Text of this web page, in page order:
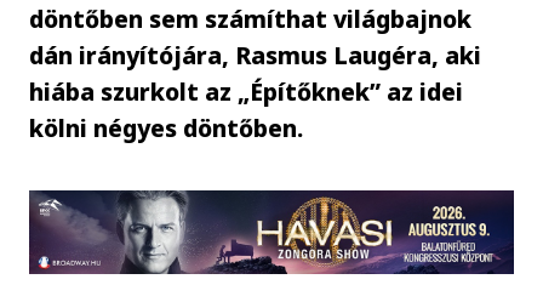
döntőben sem számíthat világbajnok
dán irányítójára, Rasmus Laugéra, aki
hiába szurkolt az „Építőknek” az idei
kölni négyes döntőben.